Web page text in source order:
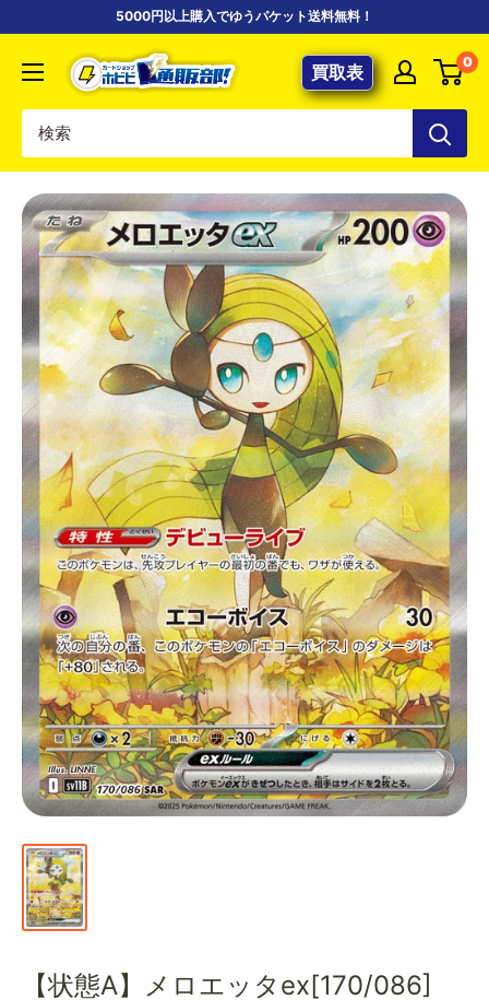
5000円以上購入でゆうパケット送料無料！
【ポ
ケ
専
門
店】
カ
ー
ド
シ
ョ
ッ
プ
ホ
ビ
ビ
販
部
買取表 0
【状態A】メロエッタex[170/086]